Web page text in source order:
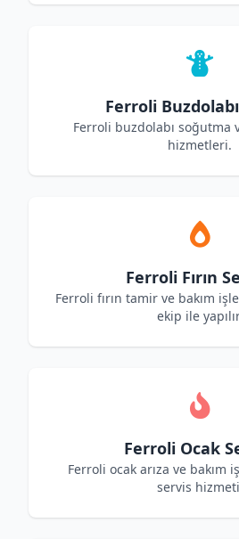
Ferroli
Ferroli buzdolabı soğutma
hizmetleri.
Ferroli Fırın
Ferroli fırın tamir ve bakım
ekip ile
Ferroli Ocak
Ferroli ocak arıza ve bakım
servis